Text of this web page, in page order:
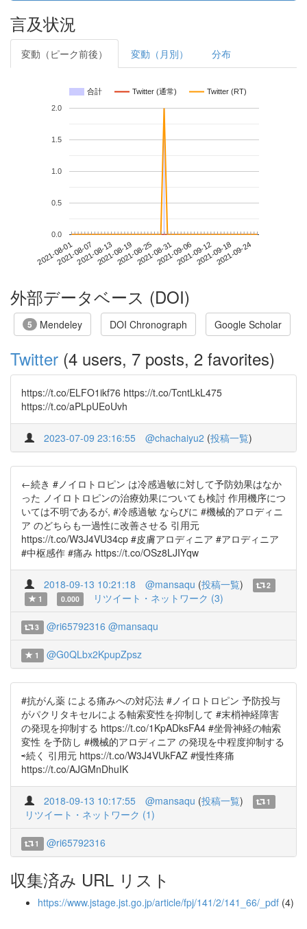
言及状況
変動（ピーク前後） 変動（月別） 分布
合計 Twitter (通常) Twitter (RT)
2021-08-012021-08-072021-08-132021-08-192021-08-252021-08-312021-09-062021-09-122021-09-182021-09-24
0.0
0.5
1.0
1.5
2.0
外部データベース (DOI)
5 Mendeley DOI Chronograph Google Scholar
Twitter (4 users, 7 posts, 2 favorites)
https://t.co/ELFO1ikf76 https://t.co/TcntLkL475
https://t.co/aPLpUEoUvh
2023-07-09 23:16:55 @chachaiyu2 (投稿一覧)
←続き #ノイロトロピン は冷感過敏に対して予防効果はなか
った ノイロトロピンの治療効果についても検討 作用機序につ
いては不明であるが, #冷感過敏 ならびに #機械的アロディニ
ア のどちらも一過性に改善させる 引用元
https://t.co/W3J4VU34cp #皮膚アロディニア #アロディニア
#中枢感作 #痛み https://t.co/OSz8LJIYqw
2018-09-13 10:21:18 @mansaqu (投稿一覧)
2
1
0.000 リツイート・ネットワーク (3)
3 @ri65792316 @mansaqu
1 @G0QLbx2KpupZpsz
#抗がん薬 による痛みへの対応法 #ノイロトロピン 予防投与
がパクリタキセルによる軸索変性を抑制して #末梢神経障害
の発現を抑制する https://t.co/1KpADksFA4 #坐骨神経の軸索
変性 を予防し #機械的アロディニア の発現を中程度抑制する
⇨続く 引用元 https://t.co/W3J4VUkFAZ #慢性疼痛
https://t.co/AJGMnDhuIK
2018-09-13 10:17:55 @mansaqu (投稿一覧) 1
リツイート・ネットワーク (1)
1 @ri65792316
収集済み URL リスト
https://www.jstage.jst.go.jp/article/fpj/141/2/141_66/_pdf (4)